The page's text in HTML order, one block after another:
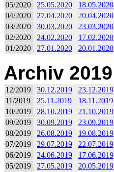
05/2020
25.05.2020 18.05.2020
04/2020
27.04.2020 20.04.2020
03/2020
30.03.2020 23.03.2020
02/2020
24.02.2020 17.02.2020
01/2020
27.01.2020 20.01.2020
Archiv 2019
12/2019 30.12.2019 23.12.2019
11/2019
25.11.2019 18.11.2019
10/2019
28.10.2019 21.10.2019
09/2019
30.09.2019 23.09.2019
08/2019
26.08.2019 19.08.2019
07/2019
29.07.2019 22.07.2019
06/2019
24.06.2019 17.06.2019
05/2019
27.05.2019 20.05.2019